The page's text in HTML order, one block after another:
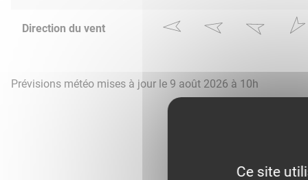
Direction du vent
Prévisions météo mises à jour le 9 août 2026 à 10h
Ce site